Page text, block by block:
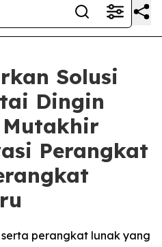
Solusi
Dingin
Mutakhir
Perangkat
perangkat lunak yang